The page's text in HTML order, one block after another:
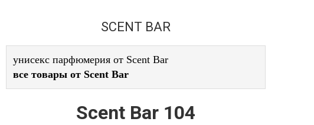
ДЕКОРАТИВНАЯ КОСМЕТИКА
SCENT BAR
унисекс парфюмерия от Scent Bar
все товары от Scent Bar
Scent Bar 104